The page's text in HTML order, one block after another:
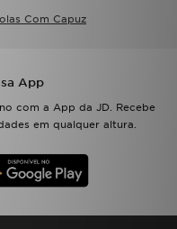
Com Capuz
App
com a App da JD. Recebe
em qualquer altura.